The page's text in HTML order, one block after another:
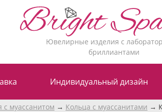
Ювелирные изделия с
бриллиантами
Индивидуальный дизайн
с муассанитом Кольца с муассанитами